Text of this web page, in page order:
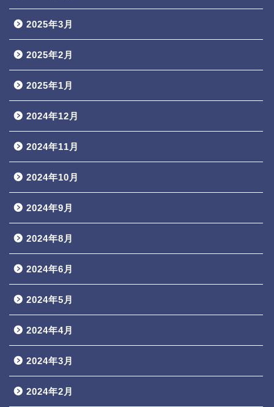
2025年3月
2025年2月
2025年1月
2024年12月
2024年11月
2024年10月
2024年9月
2024年8月
2024年6月
2024年5月
2024年4月
2024年3月
2024年2月